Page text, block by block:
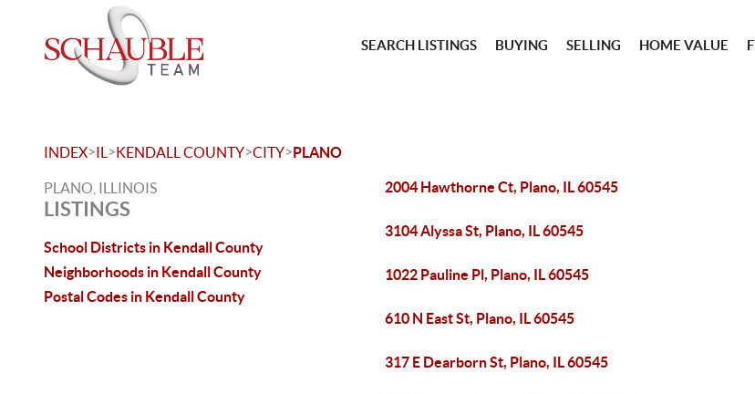
SEARCH LISTINGS BUYING SELLING HOME VALUE
INDEX>IL >KENDALL COUNTY>CITY>PLANO
PLANO, ILLINOIS
LISTINGS
School Districts in Kendall County
Neighborhoods in Kendall County
Postal Codes in Kendall County
2004 Hawthorne Ct, Plano, IL 60545
3104 Alyssa St, Plano, IL 60545
1022 Pauline Pl, Plano, IL 60545
610 N East St, Plano, IL 60545
317 E Dearborn St, Plano, IL 60545